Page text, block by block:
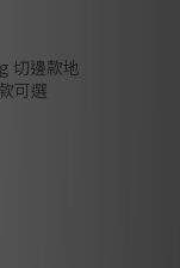
切邊款地
可選